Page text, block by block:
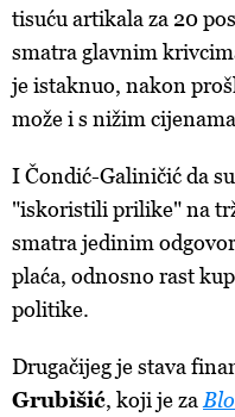
tisuću artikala za 20
smatra glavnim
je istaknuo, nakon
može i s nižim
I Čondić-Galiničić da
"iskoristili prilike" na
smatra jedinim
plaća, odnosno rast
politike.
Drugačijeg je stava
Grubišić, koji je za